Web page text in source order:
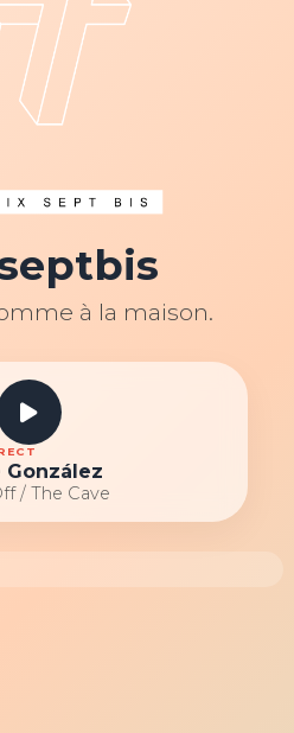
à la maison.
González
/ The Cave